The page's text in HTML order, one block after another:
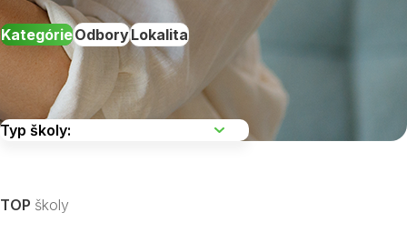
KategórieOdboryLokalita
TOP školy